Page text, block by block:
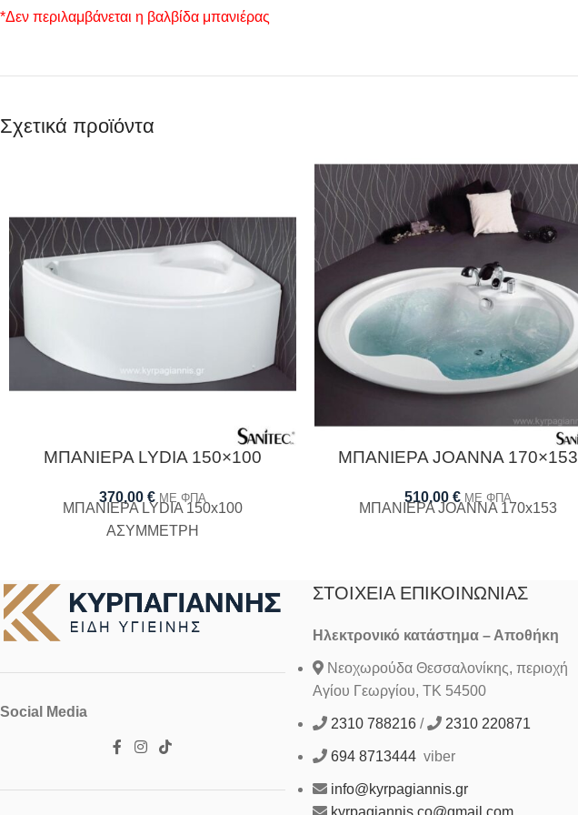
*Δεν περιλαμβάνεται η βαλβίδα μπανιέρας
Σχετικά προϊόντα
ΜΠΑΝΙΕΡΑ LYDIA 150×100
370,00 € ΜΕ ΦΠΑ
ΜΠΑΝΙΕΡΑ LYDIA 150x100
ΑΣΥΜΜΕΤΡΗ
ΜΠΑΝΙΕΡΑ JOANNA 170×153
510,00 € ΜΕ ΦΠΑ
ΜΠΑΝΙΕΡΑ JOANNA 170x153
Social Media
ΣΤΟΙΧΕΊΑ ΕΠΙΚΟΙΝΩΝΊΑΣ
Ηλεκτρονικό κατάστημα – Αποθήκη
Νεοχωρούδα Θεσσαλονίκης, περιοχή
Αγίου Γεωργίου, ΤΚ 54500
2310 788216/ 2310 220871
694 8713444viber
info@kyrpagiannis.gr
kyrpagiannis.co@gmail.com